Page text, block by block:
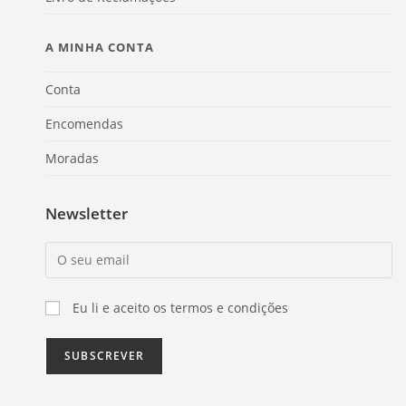
A MINHA CONTA
Conta
Encomendas
Moradas
Newsletter
Eu li e aceito os termos e condições